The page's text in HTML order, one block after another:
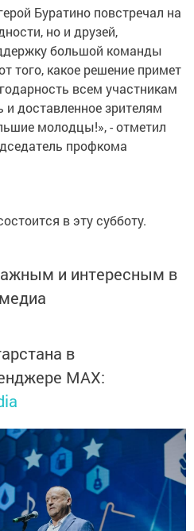
Буратино повстречал на
но и друзей,
большой команды
того, какое решение примет
всем участникам
доставленное зрителям
молодцы!», - отметил
профкома
в эту субботу.
и интересным в
в
MАХ: